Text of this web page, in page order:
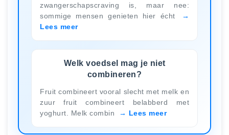
zwangerschapscraving is, maar nee:
sommige mensen genieten hier écht
Lees meer
Welk voedsel mag je niet
combineren?
Fruit combineert vooral slecht met melk en
zuur fruit combineert belabberd met
yoghurt. Melk combin
Lees meer